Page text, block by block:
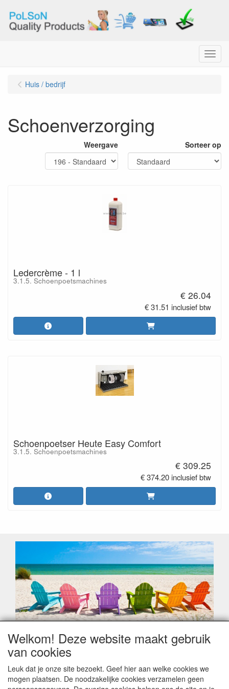
Menu
Huis / bedrijf
Schoenverzorging
Weergave Sorteer op
Ledercrème - 1 l
3.1.5. Schoenpoetsmachines
€ 26.04
€ 31.51 inclusief btw
Schoenpoetser Heute Easy Comfort
3.1.5. Schoenpoetsmachines
€ 309.25
€ 374.20 inclusief btw
Geachte klant,
Zoals elk jaar zorgt de verlofperiode, naast een hoop
leveringsproblemen.
Sommige fabrikanten sluiten of werken met een
Welkom! Deze website maakt gebruik
van cookies
Leuk dat je onze site bezoekt. Geef hier aan welke cookies we
mogen plaatsen. De noodzakelijke cookies verzamelen geen